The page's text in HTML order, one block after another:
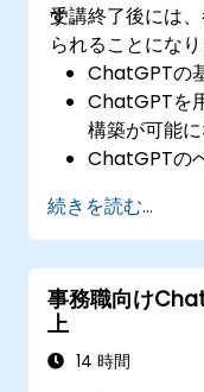
す。
受講終了後には
られることになり
ChatGPTの
ChatGPTを
構築が可能
ChatGPTの
続きを読む...
事務職向け
上
14 時間